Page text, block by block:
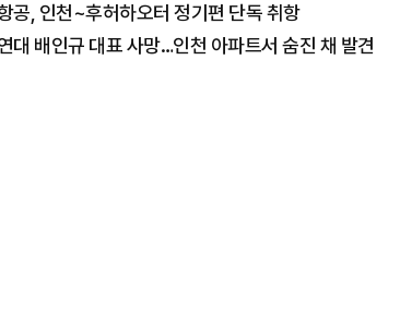
공, 인천~후허하오터 정기편 단독 취항
대 배인규 대표 사망…인천 아파트서 숨진 채 발견